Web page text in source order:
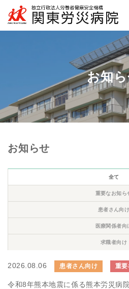
お知
お知らせ
全て
重要なお知ら
患者さん向け
医療関係者向
求職者向け
2026.08.06 患者さん向け 重
令和8年熊本地震に係る熊本労災病